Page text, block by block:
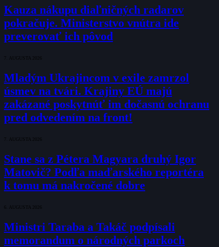
Kauza nákupu diaľničných radarov
pokračuje. Ministerstvo vnútra ide
preverovať ich pôvod
7. AUGUSTA 2026
Mladým Ukrajincom v exile zamrzol
úsmev na tvári. Krajiny EÚ majú
zakázané poskytnúť im dočasnú ochranu
pred odvedením na front!
7. AUGUSTA 2026
Stane sa z Pétera Magyara druhý Igor
Matovič? Podľa maďarského reportéra
k tomu má nakročené dobre
6. AUGUSTA 2026
Ministri Taraba a Takáč podpísali
memorandum o národných parkoch